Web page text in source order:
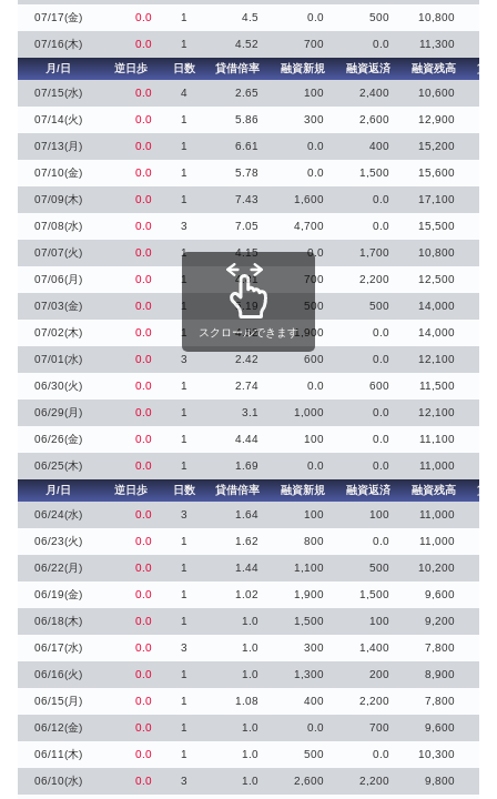
07/17(金) 0.0 1 4.5 0.0 500 10,800
07/16(木) 0.0 1 4.52 700 0.0
11,300
月/日
逆日歩 日数 貸借倍率 融資新規 融資返済 融資残高
貸
07/15(水)
0.0 4 2.65 100 2,400 10,600
07/14(火) 0.0 1 5.86 300 2,600 12,900
07/13(月) 0.0 1 6.61 0.0 400 15,200
07/10(金) 0.0 1 5.78 0.0 1,500 15,600
07/09(木) 0.0 1 7.43 1,600 0.0 17,100
07/08(水) 0.0 3 7.05 4,700 0.0 15,500
07/07(火) 0.0 1 4.15 0.0 1,700 10,800
07/06(月) 0.0 1 4.81 700 2,200 12,500
07/03(金) 0.0 1 5.19 500 500 14,000
07/02(木) 0.0 1 4.52 1,900 0.0 14,000
07/01(水) 0.0 3 2.42 600 0.0 12,100
06/30(火) 0.0 1 2.74 0.0 600 11,500
06/29(月) 0.0 1 3.1 1,000 0.0 12,100
06/26(金) 0.0 1 4.44 100 0.0 11,100
06/25(木) 0.0 1 1.69 0.0 0.0
11,000
月/日
逆日歩 日数 貸借倍率 融資新規 融資返済 融資残高
貸
06/24(水)
0.0 3 1.64 100 100 11,000
06/23(火) 0.0 1 1.62 800 0.0 11,000
06/22(月) 0.0 1 1.44 1,100 500 10,200
06/19(金) 0.0 1 1.02 1,900 1,500 9,600
06/18(木) 0.0 1 1.0 1,500 100 9,200
06/17(水) 0.0 3 1.0 300 1,400 7,800
06/16(火) 0.0 1 1.0 1,300 200 8,900
06/15(月) 0.0 1 1.08 400 2,200 7,800
06/12(金) 0.0 1 1.0 0.0 700 9,600
06/11(木) 0.0 1 1.0 500 0.0 10,300
06/10(水) 0.0 3 1.0 2,600 2,200 9,800
スクロールできます